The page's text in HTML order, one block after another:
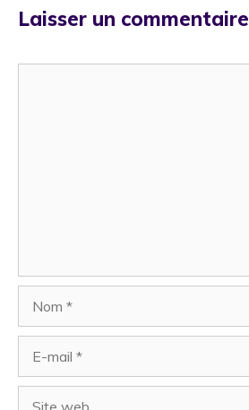
Laisser un commentaire
Nom
mail
Site